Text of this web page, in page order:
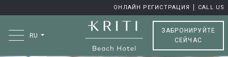
ОНЛАЙН РЕГИСТРАЦИЯ CALL US
RU
ЗАБРОНИРУЙТЕ
СЕЙЧАС